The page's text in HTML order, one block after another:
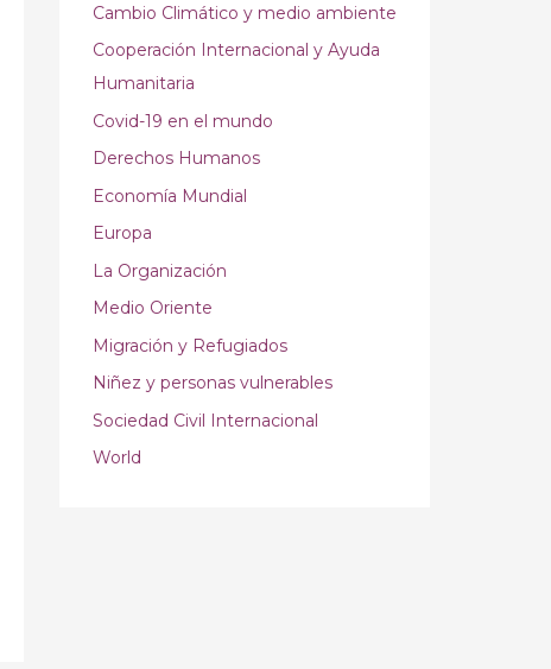
Cambio Climático y medio ambiente
Cooperación Internacional y Ayuda
Humanitaria
Covid-19 en el mundo
Derechos Humanos
Economía Mundial
Europa
La Organización
Medio Oriente
Migración y Refugiados
Niñez y personas vulnerables
Sociedad Civil Internacional
World